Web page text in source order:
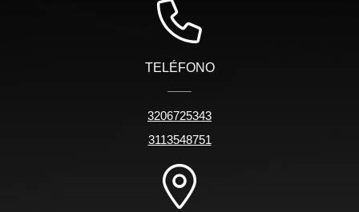
TELÉFONO
3206725343
3113548751